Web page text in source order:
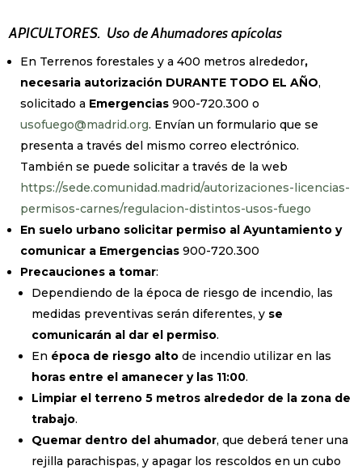
APICULTORES. Uso de Ahumadores apícolas
En Terrenos forestales y a 400 metros alrededor,
necesaria autorización DURANTE TODO EL AÑO,
solicitado a Emergencias 900-720.300 o
usofuego@madrid.org. Envían un formulario que se
presenta a través del mismo correo electrónico.
También se puede solicitar a través de la web
https://sede.comunidad.madrid/autorizaciones-licencias-
permisos-carnes/regulacion-distintos-usos-fuego
En suelo urbano solicitar permiso al Ayuntamiento y
comunicar a Emergencias 900-720.300
Precauciones a tomar:
Dependiendo de la época de riesgo de incendio, las
medidas preventivas serán diferentes, y se
comunicarán al dar el permiso.
En época de riesgo alto de incendio utilizar en las
horas entre el amanecer y las 11:00.
Limpiar el terreno 5 metros alrededor de la zona de
trabajo.
Quemar dentro del ahumador, que deberá tener una
rejilla parachispas, y apagar los rescoldos en un cubo